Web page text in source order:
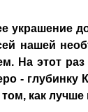
украшение
нашей
На этот
- глубинку
как